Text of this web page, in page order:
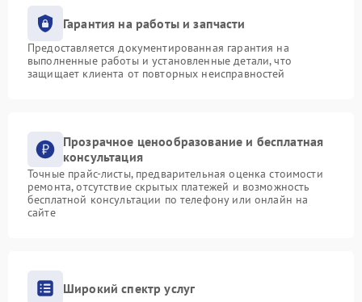
Гарантия на работы и запчасти
Предоставляется документированная гарантия на
выполненные работы и установленные детали, что
защищает клиента от повторных неисправностей
Прозрачное ценообразование и бесплатная
консультация
Точные прайс-листы, предварительная оценка стоимости
ремонта, отсутствие скрытых платежей и возможность
бесплатной консультации по телефону или онлайн на
сайте
Широкий спектр услуг